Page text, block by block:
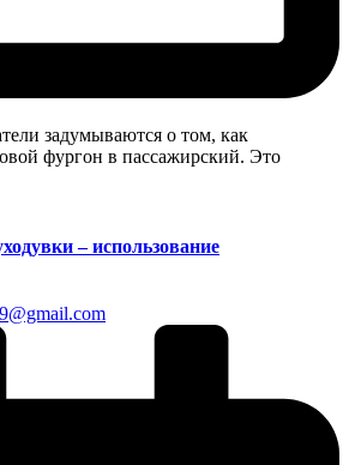
задумываются о том, как
фургон в пассажирский. Это
– использование